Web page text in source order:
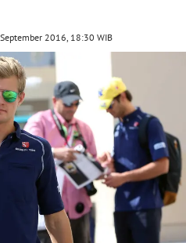
2016, 18:30 WIB